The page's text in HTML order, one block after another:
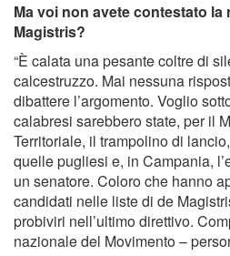
Ma voi non avete contestato la
Magistris?
“È calata una pesante coltre di
calcestruzzo. Mai nessuna
dibattere l’argomento. Voglio
calabresi sarebbero state, per il
Territoriale, il trampolino di
quelle pugliesi e, in Campania,
un senatore. Coloro che hanno
candidati nelle liste di de
probiviri nell’ultimo direttivo.
nazionale del Movimento –